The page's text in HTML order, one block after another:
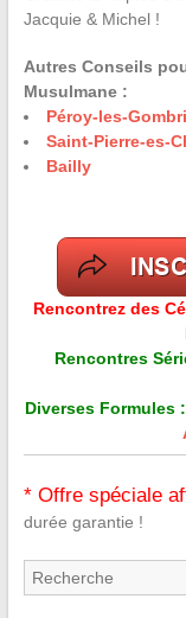
Jacquie & Michel !
Autres Conseils
Musulmane :
Péroy-les-
Saint-Pierre-es-
Bailly
Rencontrez des
Rencontres
Diverses Formules
* Offre spéciale
durée garantie !